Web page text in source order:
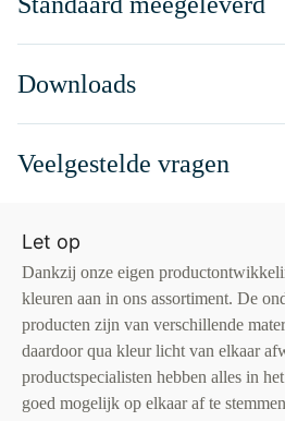
Downloads
Veelgestelde vragen
Let op
Dankzij onze eigen
kleuren aan in ons assortiment. De
producten zijn van verschillende
daardoor qua kleur licht van elkaar
productspecialisten hebben alles in
goed mogelijk op elkaar af te